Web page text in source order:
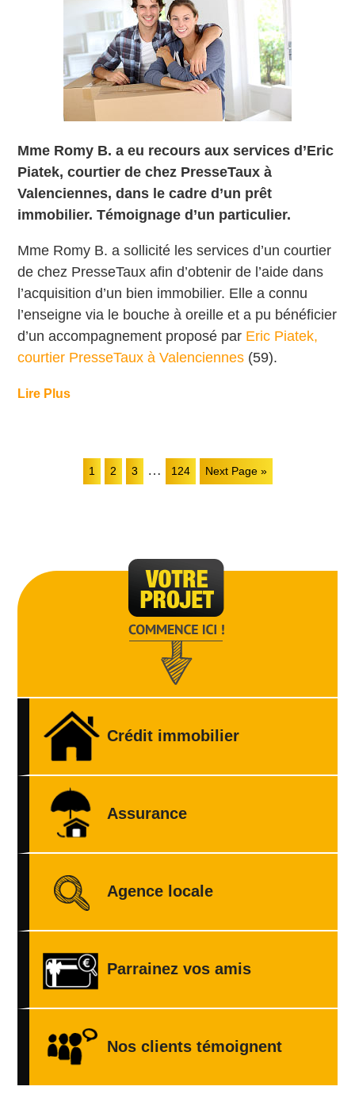
Mme Romy B. a eu recours aux services d’Eric
Piatek, courtier de chez PresseTaux à
Valenciennes, dans le cadre d’un prêt
immobilier. Témoignage d’un particulier.
Mme Romy B. a sollicité les services d’un courtier
de chez PresseTaux afin d’obtenir de l’aide dans
l’acquisition d’un bien immobilier. Elle a connu
l’enseigne via le bouche à oreille et a pu bénéficier
d’un accompagnement proposé par Eric Piatek,
courtier PresseTaux à Valenciennes (59).
Lire Plus
1 2 3 … 124 Next Page »
Crédit immobilier
Assurance
Agence locale
Parrainez vos amis
Nos clients témoignent